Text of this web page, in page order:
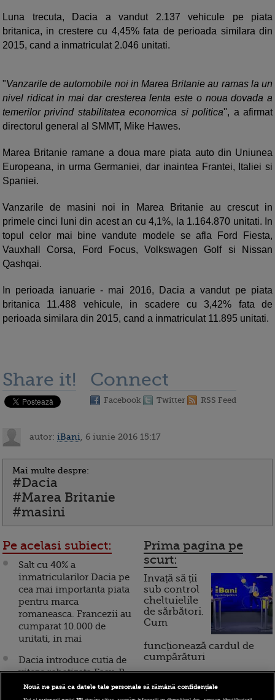
Luna trecuta, Dacia a vandut 2.137 vehicule pe piata
britanica, in crestere cu 4,45% fata de perioada similara din
2015, cand a inmatriculat 2.046 unitati.
"Vanzarile de automobile noi in Marea Britanie au ramas la un
nivel ridicat in mai dar cresterea lenta este o noua dovada a
temerilor privind stabilitatea economica si politica'', a afirmat
directorul general al SMMT, Mike Hawes.
Marea Britanie ramane a doua mare piata auto din Uniunea
Europeana, in urma Germaniei, dar inaintea Frantei, Italiei si
Spaniei.
Vanzarile de masini noi in Marea Britanie au crescut in
primele cinci luni din acest an cu 4,1%, la 1.164.870 unitati. In
topul celor mai bine vandute modele se afla Ford Fiesta,
Vauxhall Corsa, Ford Focus, Volkswagen Golf si Nissan
Qashqai.
In perioada ianuarie - mai 2016, Dacia a vandut pe piata
britanica 11.488 vehicule, in scadere cu 3,42% fata de
perioada similara din 2015, cand a inmatriculat 11.895 unitati.
Share it! Connect
Facebook Twitter RSS Feed
autor: iBani , 6 iunie 2016 15:17
Mai multe despre:
#Dacia
#Marea Britanie
#masini
Pe acelasi subiect:
Salt cu 40% a
inmatricularilor Dacia pe
cea mai importanta piata
pentru marca
romaneasca. Francezii au
cumparat 10.000 de
unitati, in mai
Dacia introduce cutia de
viteze robotizata Easy-R
pe mai multe modele. Cu
cat se vor vinde masinile
Prima pagina pe
scurt:
Invață să ții
sub control
cheltuielile
de sărbători.
Cum
funcționează cardul de
cumpărături
Incont , site-ul Știrile Pro
Nouă ne pasă ca datele tale personale să rămână confidențiale